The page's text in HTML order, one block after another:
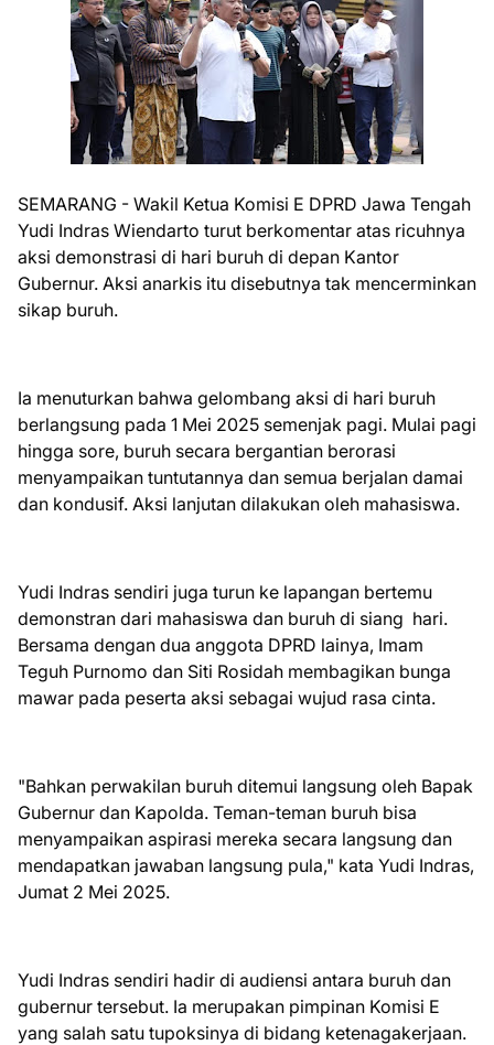
SEMARANG - Wakil Ketua Komisi E DPRD Jawa Tengah
Yudi Indras Wiendarto turut berkomentar atas ricuhnya
aksi demonstrasi di hari buruh di depan Kantor
Gubernur. Aksi anarkis itu disebutnya tak mencerminkan
sikap buruh.
Ia menuturkan bahwa gelombang aksi di hari buruh
berlangsung pada 1 Mei 2025 semenjak pagi. Mulai pagi
hingga sore, buruh secara bergantian berorasi
menyampaikan tuntutannya dan semua berjalan damai
dan kondusif. Aksi lanjutan dilakukan oleh mahasiswa.
Yudi Indras sendiri juga turun ke lapangan bertemu
demonstran dari mahasiswa dan buruh di siang hari.
Bersama dengan dua anggota DPRD lainya, Imam
Teguh Purnomo dan Siti Rosidah membagikan bunga
mawar pada peserta aksi sebagai wujud rasa cinta.
"Bahkan perwakilan buruh ditemui langsung oleh Bapak
Gubernur dan Kapolda. Teman-teman buruh bisa
menyampaikan aspirasi mereka secara langsung dan
mendapatkan jawaban langsung pula," kata Yudi Indras,
Jumat 2 Mei 2025.
Yudi Indras sendiri hadir di audiensi antara buruh dan
gubernur tersebut. Ia merupakan pimpinan Komisi E
yang salah satu tupoksinya di bidang ketenagakerjaan.